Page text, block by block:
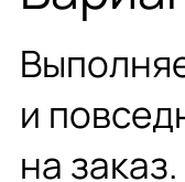
и
на